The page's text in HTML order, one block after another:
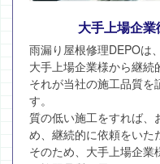
大手上場企
雨漏り屋根修理DEPOは
大手上場企業様から継続
それが当社の施工品質
す。
質の低い施工をすれば、
め、継続的に依頼をいた
そのため、大手上場企業